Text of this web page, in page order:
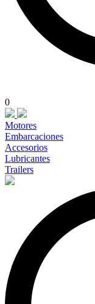
0
Motores
Embarcaciones
Accesorios
Lubricantes
Trailers